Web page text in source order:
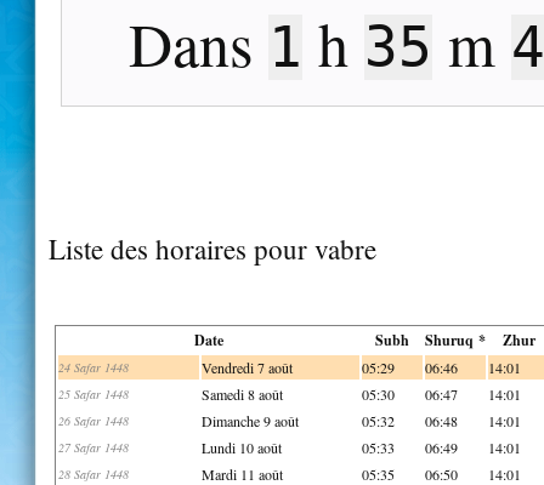
Dans 1 h 35 m
Liste des horaires pour vabre
Date Subh Shuruq * Zhur
24 Safar 1448 Vendredi 7 août 05:29 06:46 14:01
25 Safar 1448 Samedi 8 août 05:30 06:47 14:01
26 Safar 1448 Dimanche 9 août 05:32 06:48 14:01
27 Safar 1448 Lundi 10 août 05:33 06:49 14:01
28 Safar 1448 Mardi 11 août 05:35 06:50 14:01